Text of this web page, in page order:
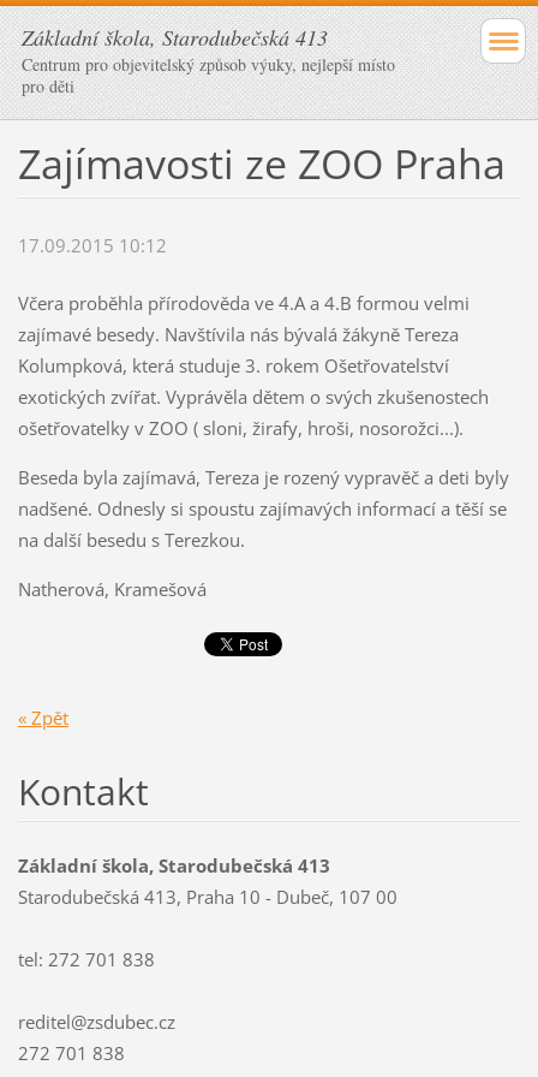
Základní škola, Starodubečská 413
Centrum pro objevitelský způsob výuky, nejlepší místo
pro děti
Zajímavosti ze ZOO Praha
17.09.2015 10:12
Včera proběhla přírodověda ve 4.A a 4.B formou velmi
zajímavé besedy. Navštívila nás bývalá žákyně Tereza
Kolumpková, která studuje 3. rokem Ošetřovatelství
exotických zvířat. Vyprávěla dětem o svých zkušenostech
ošetřovatelky v ZOO ( sloni, žirafy, hroši, nosorožci...).
Beseda byla zajímavá, Tereza je rozený vypravěč a deti byly
nadšené. Odnesly si spoustu zajímavých informací a těší se
na další besedu s Terezkou.
Natherová, Kramešová
« Zpět
Kontakt
Základní škola, Starodubečská 413
Starodubečská 413, Praha 10 - Dubeč, 107 00
tel: 272 701 838
reditel@zsdubec.cz
272 701 838